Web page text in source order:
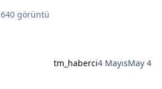
640 görüntü
tm_haberci4 MayısMay 4